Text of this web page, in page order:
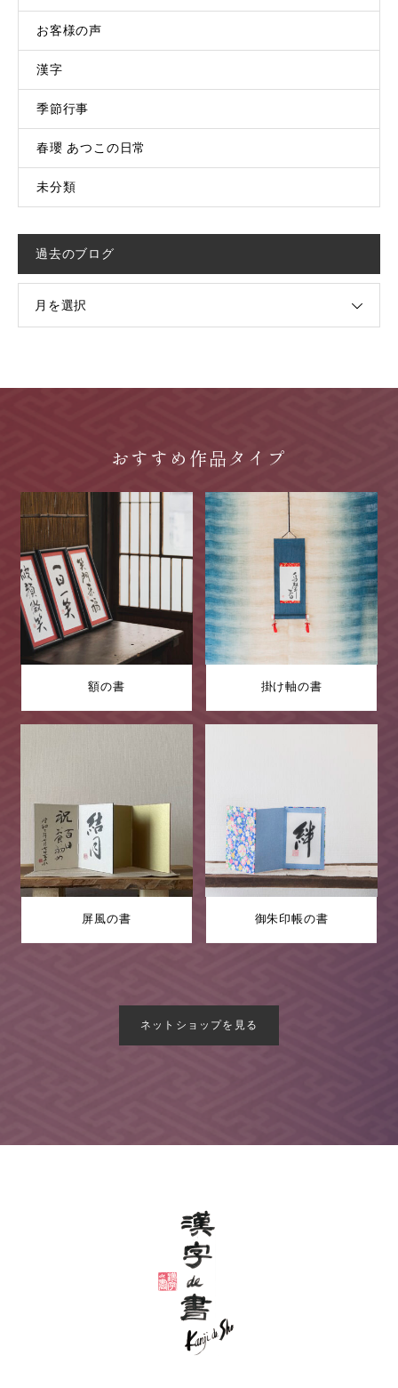
お客様の声
漢字
季節行事
春瓔 あつこの日常
未分類
過去のブログ
月を選択
おすすめ作品タイプ
額の書 掛け軸の書
屏風の書 御朱印帳の書
ネットショップを見る